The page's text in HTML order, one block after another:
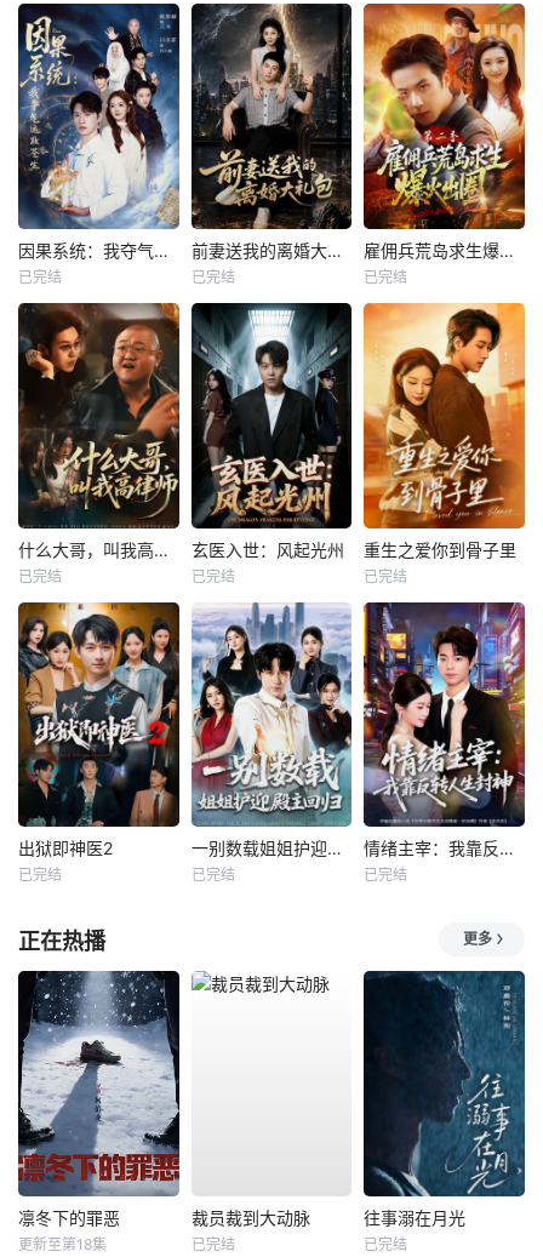
因果系统：我夺气运救苍生
已完结
前妻送我的离婚大礼包
已完结
雇佣兵荒岛求生爆火出圈第二季
已完结
什么大哥，叫我高律师
已完结
玄医入世：风起光州
已完结
重生之爱你到骨子里
已完结
出狱即神医2
已完结
一别数载姐姐护迎殿主回归
已完结
情绪主宰：我靠反转人生封神
已完结
正在热播 更多
凛冬下的罪恶
更新至第18集
裁员裁到大动脉
已完结
往事溺在月光
已完结